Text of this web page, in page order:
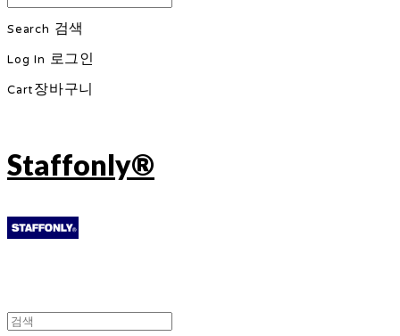
Search 검색
Log In 로그인
Cart장바구니
Staffonly®